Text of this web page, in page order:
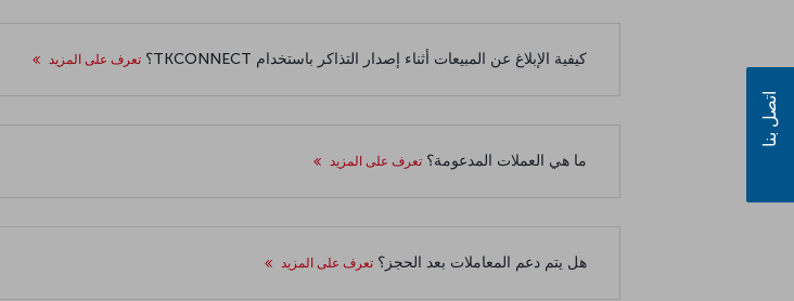
كيفية الإبلاغ عن المبيعات أثناء إصدار التذاكر باستخدام TKCONNECT؟ تعرف على المزيد
ما هي العملات المدعومة؟ تعرف على المزيد
هل يتم دعم المعاملات بعد الحجز؟ تعرف على المزيد
اتصل بنا